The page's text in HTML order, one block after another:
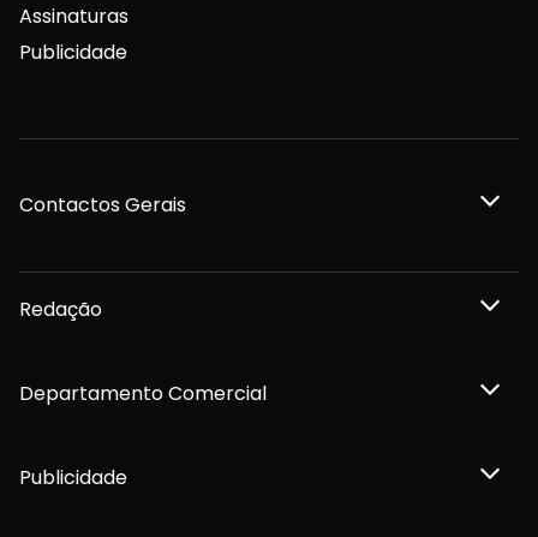
Assinaturas
Publicidade
Contactos Gerais
Redação
Departamento Comercial
Publicidade